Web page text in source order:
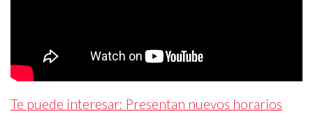
Te puede interesar: Presentan nuevos horarios